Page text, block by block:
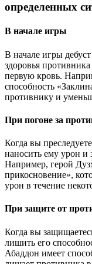
определенных
В начале игры
В начале игры
здоровья
первую кровь.
способность
противнику и
При погоне за
Когда вы
наносить ему урон и
Например, герой
прикосновение»,
урон в течение
При защите от
Когда вы
лишить его
Абаддон имеет